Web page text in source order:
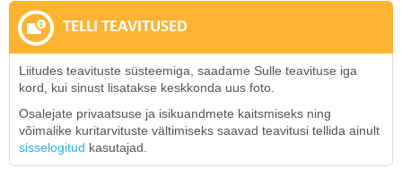
TELLI TEAVITUSED
Liitudes teavituste süsteemiga, saadame Sulle teavituse iga
kord, kui sinust lisatakse keskkonda uus foto.
Osalejate privaatsuse ja isikuandmete kaitsmiseks ning
võimalike kuritarvituste vältimiseks saavad teavitusi tellida ainult
sisselogitud kasutajad.